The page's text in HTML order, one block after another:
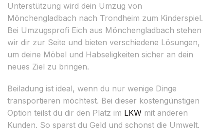
Unterstützung wird dein Umzug von
Mönchengladbach nach Trondheim zum Kinderspiel.
Bei Umzugsprofi Eich aus Mönchengladbach stehen
wir dir zur Seite und bieten verschiedene Lösungen,
um deine Möbel und Habseligkeiten sicher an dein
neues Ziel zu bringen.
Beiladung ist ideal, wenn du nur wenige Dinge
transportieren möchtest. Bei dieser kostengünstigen
Option teilst du dir den Platz im LKW mit anderen
Kunden. So sparst du Geld und schonst die Umwelt.